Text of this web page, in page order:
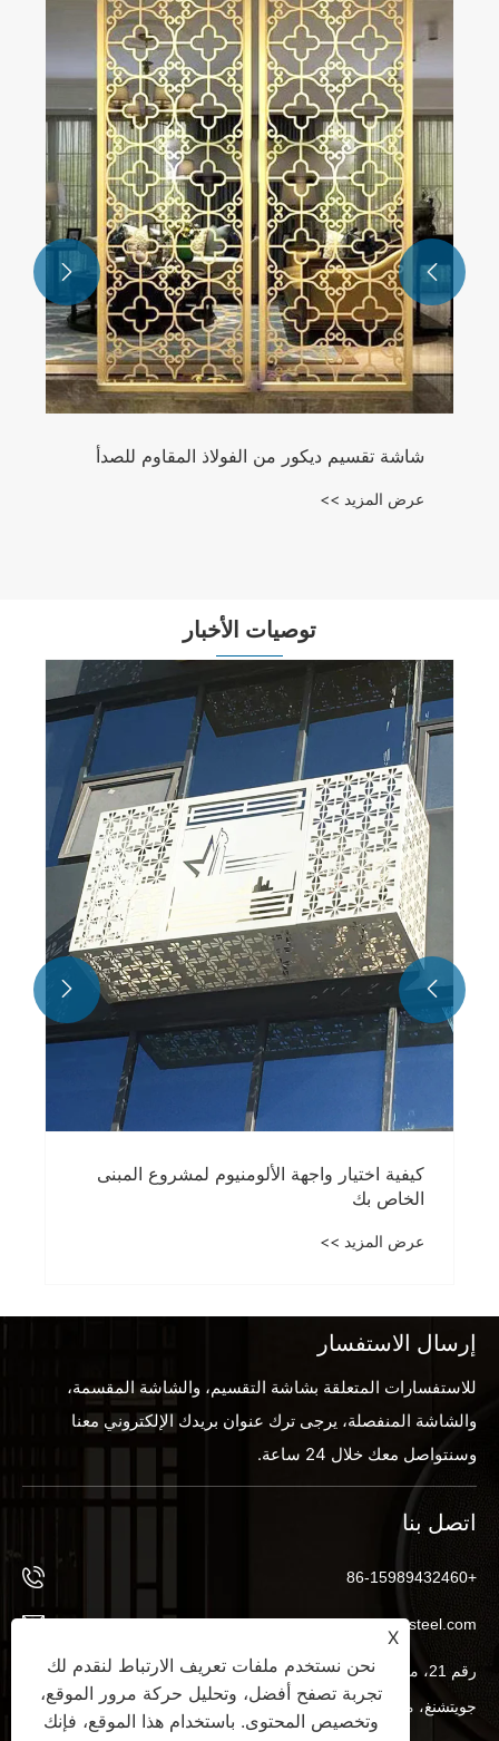
خزانة النبيذ ذات درجة حرارة ثابتة من الفولاذ
المقاوم للصدأ
عرض المزيد >>


توصيات الأخبار
كيف يمكن لشاشة التقسيم حل مشكلات
الخصوصية والتدفق دون تجديد دائم؟
عرض المزيد >>


إرسال الاستفسار
للاستفسارات المتعلقة بشاشة التقسيم، والشاشة المقسمة،
والشاشة المنفصلة، ​​يرجى ترك عنوان بريدك الإلكتروني معنا
وسنتواصل معك خلال 24 ساعة.
اتصل بنا
+86-15989432460
info@byx-steel.com
رقم 21، منطقة ووفوي الصناعية، بينغنان، مدينة بينجتشو، شارع
جويتشنغ، منطقة نانهاي، مدينة فوشان، مقاطعة قوانغدونغ، الصين
X
نحن نستخدم ملفات تعريف الارتباط لنقدم لك
تجربة تصفح أفضل، وتحليل حركة مرور الموقع،
وتخصيص المحتوى. باستخدام هذا الموقع، فإنك